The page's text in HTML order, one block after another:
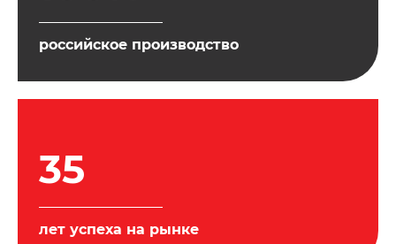
российское производство
35
лет успеха на рынке